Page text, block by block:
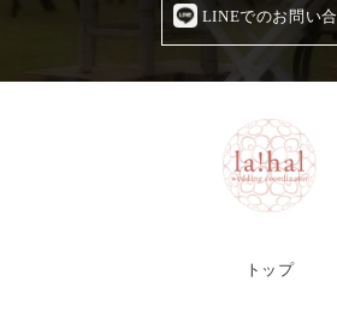
LINEでのお問い
トップ